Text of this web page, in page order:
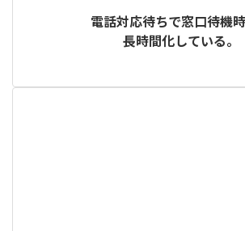
電話対応待ちで窓口待機
長時間化している。